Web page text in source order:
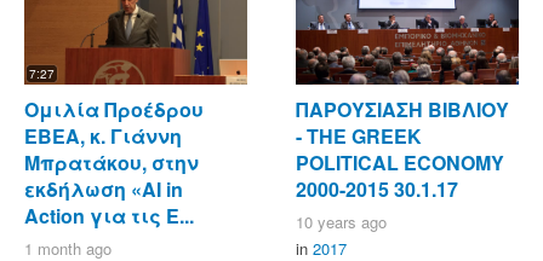
7:27
Ομιλία Προέδρου
ΕΒΕΑ, κ. Γιάννη
Μπρατάκου, στην
εκδήλωση «AI in
Action για τις Ε...
1 month ago
ΠΑΡΟΥΣΙΑΣΗ ΒΙΒΛΙΟΥ
- ΤΗΕ GREEK
POLITICAL ECONOMY
2000-2015 30.1.17
10 years ago
in 2017